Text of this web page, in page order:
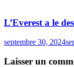
L’Everest a le
septembre 30, 2024
Laisser un